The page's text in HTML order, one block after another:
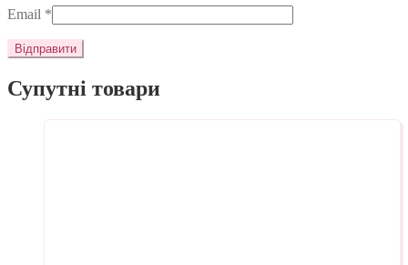
Email *
Супутні товари